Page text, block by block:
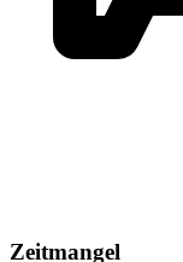
Zeitmangel